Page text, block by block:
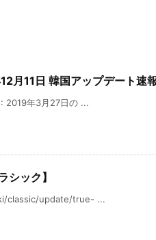
月11日 韓国アップデート速
年3月27日の ...
シック】
classic/update/true- ...